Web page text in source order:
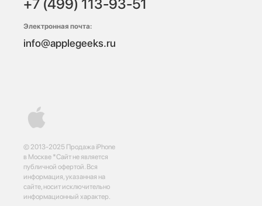
© 2013-2025 Продажа iPhone
в Москве *Сайт не является
публичной офертой. Вся
информация, указанная на
сайте, носит исключительно
информационный характер.
+7 (499) 113-93-51
Электронная почта:
info@applegeeks.ru